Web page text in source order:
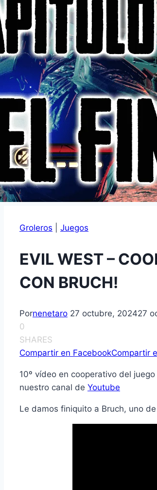
Groleros Juegos
EVIL WEST –
CON BRUCH!
Pornenetaro 27 octubre, 202427
0
SHARES
Compartir en FacebookCompartir
10º vídeo en cooperativo del
nuestro canal de Youtube
Le damos finiquito a Bruch, uno